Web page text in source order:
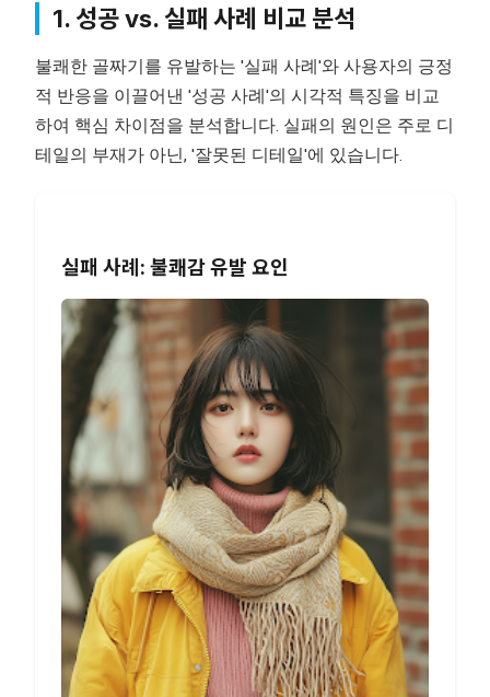
1. 성공 vs. 실패 사례 비교 분석
불쾌한 골짜기를 유발하는 '실패 사례'와 사용자의 긍정
적 반응을 이끌어낸 '성공 사례'의 시각적 특징을 비교
하여 핵심 차이점을 분석합니다. 실패의 원인은 주로 디
테일의 부재가 아닌, '잘못된 디테일'에 있습니다.
실패 사례: 불쾌감 유발 요인